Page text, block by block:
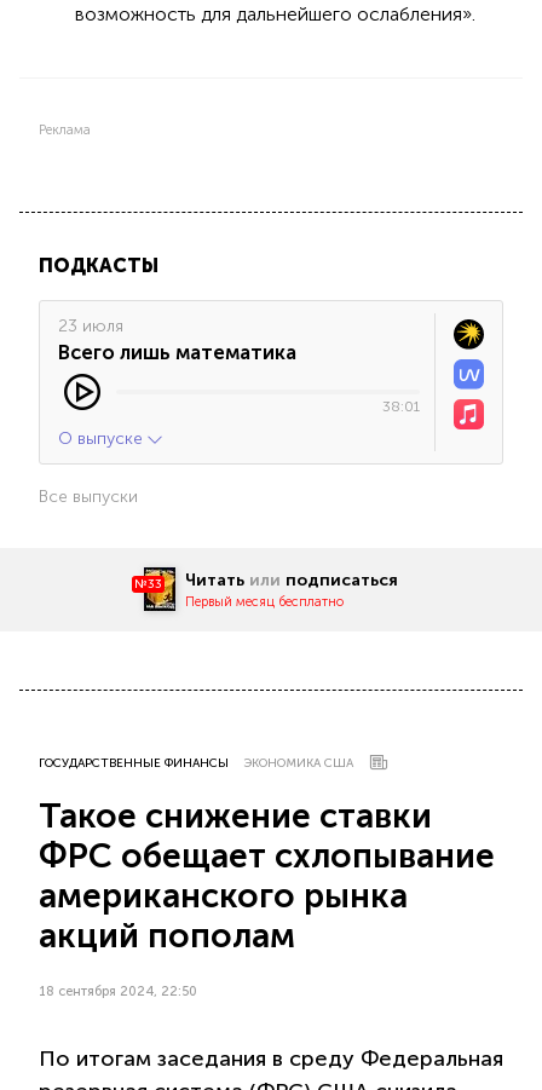
возможность для дальнейшего ослабления».
Реклама
ПОДКАСТЫ
23 июля
Всего лишь математика
38:01
О выпуске
Все выпуски
№33 Читать или подписаться
Первый месяц бесплатно
ГОСУДАРСТВЕННЫЕ ФИНАНСЫ ЭКОНОМИКА США
Такое снижение ставки
ФРС обещает схлопывание
американского рынка
акций пополам
18 сентября 2024, 22:50
По итогам заседания в среду Федеральная